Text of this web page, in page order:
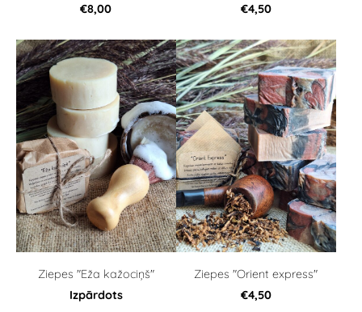
€8,00
€4,50
Ziepes "Eža kažociņš"
Izpārdots
Ziepes "Orient express"
€4,50